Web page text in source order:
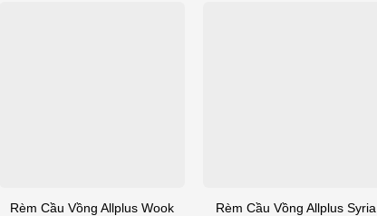
Rèm Cầu Vồng Allplus Wook
Rèm Cầu Vồng Allplus Syria